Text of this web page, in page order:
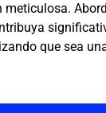
que sea